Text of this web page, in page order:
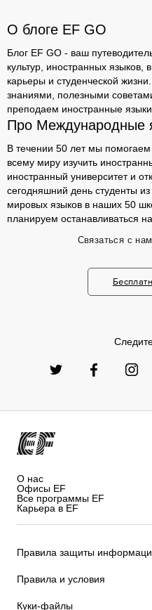
О блоге EF GO
Блог EF GO - ваш
культур, иностранных
карьеры и студенческой
знаниями, полезными
преподаем иностранные
Про Международные
В течении 50 лет мы
всему миру изучить
иностранный университет и
сегодняшний день студенты
мировых языков в наших 50
планируем останавливаться
Связаться с
О нас
Офисы EF
Все программы EF
Карьера в EF
Правила защиты
Правила и условия
Куки-файлы